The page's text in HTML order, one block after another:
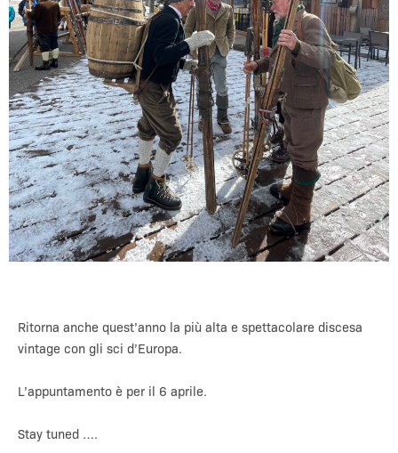
Ritorna anche quest’anno la più alta e spettacolare discesa
vintage con gli sci d’Europa.
L’appuntamento è per il 6 aprile.
Stay tuned ….